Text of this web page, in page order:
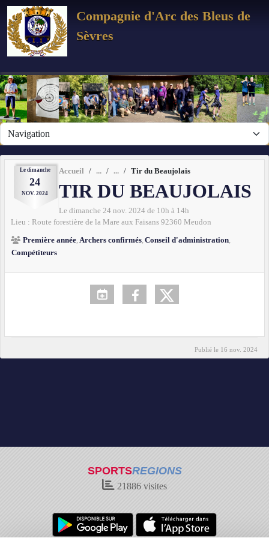
Compagnie d'Arc des Bleus de
Sèvres
Le dimanche
24
NOV. 2024
Accueil Tir du Beaujolais
TIR DU BEAUJOLAIS
Le dimanche 24 nov. 2024 de 10h à 14h
Lieu : Route forestière de la Mare aux Faisans 92360 Meudon
Première année Archers confirmés Conseil d'administration
Compétiteurs
Publié le 16 nov. 2024
SPORTSREGIONS
21886 visites
Panneau de gestion des cookies